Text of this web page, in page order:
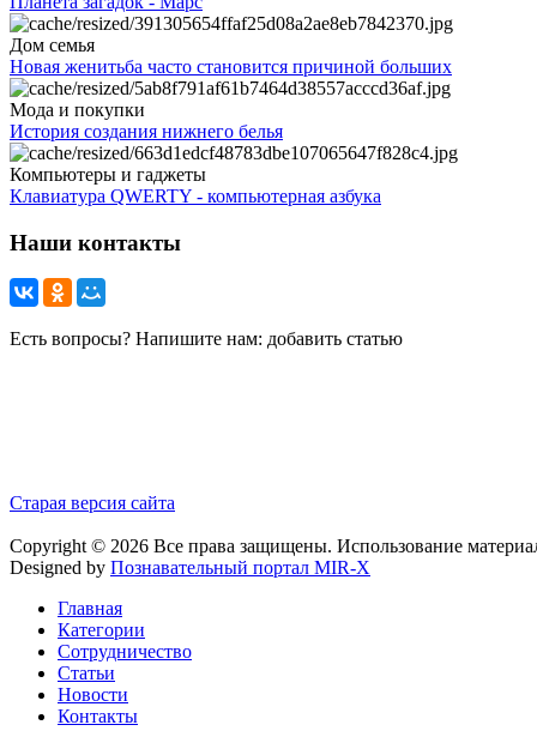
Дом семья
Новая женитьба часто становится причиной больших
Мода и покупки
История создания нижнего белья
Компьютеры и гаджеты
Клавиатура QWERTY - компьютерная азбука
Наши контакты
Есть вопросы? Напишите нам: добавить статью
Старая версия сайта
Copyright © 2026 Все права защищены. Использование
Designed by Познавательный портал MIR-X
Главная
Категории
Сотрудничество
Статьи
Новости
Контакты